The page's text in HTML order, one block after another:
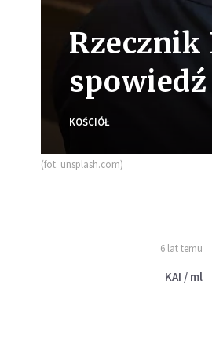
KOŚCIÓŁ
(fot. unsplash.com)
6 lat temu
KAI / ml